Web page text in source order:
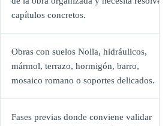
capítulos concretos.
Obras con suelos Nolla, hidráulicos,
mármol, terrazo, hormigón, barro,
mosaico romano o soportes delicados.
Fases previas donde conviene validar